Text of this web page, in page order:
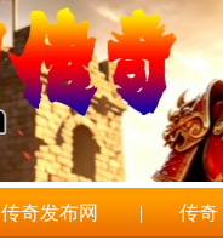
传奇发布网 | 传奇